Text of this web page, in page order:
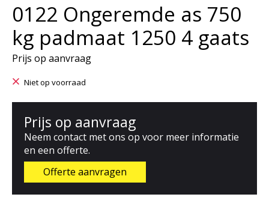
0122 Ongeremde as 750
kg padmaat 1250 4 gaats
Prijs op aanvraag
Niet op voorraad
Prijs op aanvraag
Neem contact met ons op voor meer informatie
en een offerte.
Offerte aanvragen